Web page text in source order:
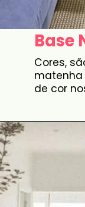
Base
Cores,
matenha
de cor